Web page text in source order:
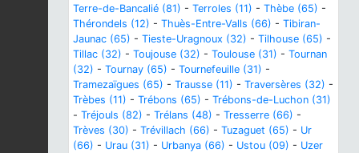
Terre-de-Bancalié (81) - Terroles (11) - Thèbe (65) -
Thérondels (12) - Thuès-Entre-Valls (66) - Tibiran-
Jaunac (65) - Tieste-Uragnoux (32) - Tilhouse (65) -
Tillac (32) - Toujouse (32) - Toulouse (31) - Tournan
(32) - Tournay (65) - Tournefeuille (31) -
Tramezaïgues (65) - Trausse (11) - Traversères (32) -
Trèbes (11) - Trébons (65) - Trébons-de-Luchon (31)
- Tréjouls (82) - Trélans (48) - Tresserre (66) -
Trèves (30) - Trévillach (66) - Tuzaguet (65) - Ur
(66) - Urau (31) - Urbanya (66) - Ustou (09) - Uzer